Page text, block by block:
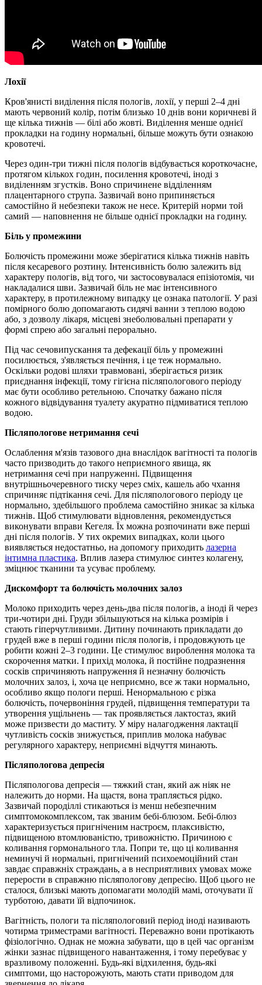
Лохії
Кров'янисті виділення після пологів, лохії, у перші 2–4 дні
мають червоний колір, потім близько 10 днів вони коричневі й
ще кілька тижнів — білі або жовті. Виділення менше однієї
прокладки на годину нормальні, більше можуть бути ознакою
кровотечі.
Через один-три тижні після пологів відбувається короткочасне,
протягом кількох годин, посилення кровотечі, іноді з
виділенням згустків. Воно спричинене відділенням
плацентарного струпа. Зазвичай воно припиняється
самостійно й небезпеки також не несе. Критерій норми той
самий — наповнення не більше однієї прокладки на годину.
Біль у промежини
Болючість промежини може зберігатися кілька тижнів навіть
після кесаревого розтину. Інтенсивність болю залежить від
характеру пологів, від того, чи застосовувалася епізіотомія, чи
накладалися шви. Зазвичай біль не має інтенсивного
характеру, в протилежному випадку це ознака патології. У разі
помірного болю допомагають сидячі ванни з теплою водою
або, з дозволу лікаря, місцеві знеболювальні препарати у
формі спрею або загальні перорально.
Під час сечовипускання та дефекації біль у промежині
посилюється, з'являється печіння, і це теж нормально.
Оскільки родові шляхи травмовані, зберігається ризик
приєднання інфекції, тому гігієна післяпологового періоду
має бути особливо ретельною. Спочатку бажано після
кожного відвідування туалету акуратно підмиватися теплою
водою.
Післяпологове нетримання сечі
Ослаблення м'язів тазового дна внаслідок вагітності та пологів
часто призводить до такого неприємного явища, як
нетримання сечі при напруженні. Підвищення
внутрішньочеревного тиску через сміх, кашель або чхання
спричиняє підтікання сечі. Для післяпологового періоду це
нормально, здебільшого проблема самостійно зникає за кілька
тижнів. Щоб стимулювати відновлення, рекомендується
виконувати вправи Кегеля. Їх можна розпочинати вже перші
дні після пологів. У тих окремих випадках, коли цього
виявляється недостатньо, на допомогу приходить лазерна
інтимна пластика. Вплив лазера стимулює синтез колагену,
зміцнює тканини та усуває проблему.
Дискомфорт та болючість молочних залоз
Молоко приходить через день-два після пологів, а іноді й через
три-чотири дні. Груди збільшуються на кілька розмірів і
стають гіперчутливими. Дитину починають прикладати до
грудей вже в перші години після пологів, і продовжують це
робити кожні 2–3 години. Це стимулює вироблення молока та
скорочення матки. І прихід молока, й постійне подразнення
сосків спричиняють напруження й незначну болючість
молочних залоз, і, хоча це неприємно, все ж таки нормально,
особливо якщо пологи перші. Ненормальною є різка
болючість, почервоніння грудей, підвищення температури та
утворення ущільнень — так проявляється лактостаз, який
може призвести до маститу. У міру налагодження лактації
чутливість сосків знижується, приплив молока набуває
регулярного характеру, неприємні відчуття минають.
Післяпологова депресія
Післяпологова депресія — тяжкий стан, який аж ніяк не
належить до норми. На щастя, вона трапляється рідко.
Зазвичай породіллі стикаються із менш небезпечним
симптомокомплексом, так званим бебі-блюзом. Бебі-блюз
характеризується пригніченим настроєм, плаксивістю,
підвищеною втомлюваністю, тривожністю. Причиною є
коливання гормонального тла. Попри те, що ці коливання
неминучі й нормальні, пригнічений психоемоційний стан
завдає справжніх страждань, а в несприятливих умовах може
перерости в справжню післяпологову депресію. Щоб цього не
сталося, близькі мають допомагати молодій мамі, оточувати її
турботою, давати їй відпочинок.
Вагітність, пологи та післяпологовий період іноді називають
чотирма триместрами вагітності. Переважно вони протікають
фізіологічно. Однак не можна забувати, що в цей час організм
жінки зазнає підвищеного навантаження, і тому перебуває у
вразливому положенні. Будь-які відхилення, будь-які
симптоми, що насторожують, мають стати приводом для